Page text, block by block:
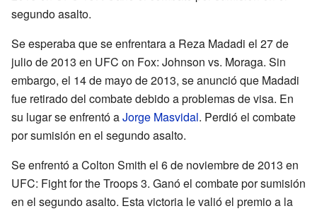
segundo asalto.
Se esperaba que se enfrentara a Reza Madadi el 27 de
julio de 2013 en UFC on Fox: Johnson vs. Moraga. Sin
embargo, el 14 de mayo de 2013, se anunció que Madadi
fue retirado del combate debido a problemas de visa. En
su lugar se enfrentó aJorge Masvidal. Perdió el combate
por sumisión en el segundo asalto.
Se enfrentó a Colton Smith el 6 de noviembre de 2013 en
UFC: Fight for the Troops 3. Ganó el combate por sumisión
en el segundo asalto. Esta victoria le valió el premio a la